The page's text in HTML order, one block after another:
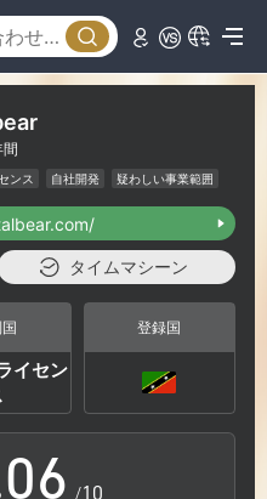
ンス 自社開発
疑わしい事業範囲
ル
タイムマシーン
イセン
登録国
0
0
1
2
3
4
5
6 /10